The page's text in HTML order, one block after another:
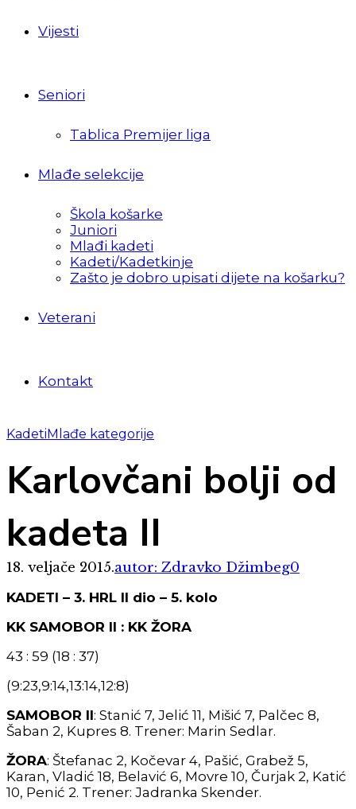
Vijesti
Seniori
Tablica Premijer liga
Mlađe selekcije
Škola košarke
Juniori
Mlađi kadeti
Kadeti/Kadetkinje
Zašto je dobro upisati dijete na košarku?
Veterani
Kontakt
KadetiMlađe kategorije
Karlovčani bolji od
kadeta II
18. veljače 2015.autor: Zdravko Džimbeg0
KADETI – 3. HRL II dio – 5. kolo
KK SAMOBOR II : KK ŽORA
43 : 59 (18 : 37)
(9:23,9:14,13:14,12:8)
SAMOBOR II: Stanić 7, Jelić 11, Mišić 7, Palčec 8,
Šaban 2, Kupres 8. Trener: Marin Sedlar.
ŽORA: Štefanac 2, Kočevar 4, Pašić, Grabež 5,
Karan, Vladić 18, Belavić 6, Movre 10, Čurjak 2, Katić
10, Penić 2. Trener: Jadranka Skender.